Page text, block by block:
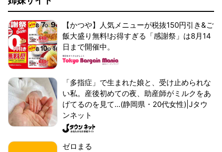
【かつや】人気メニューが税抜150円引き&ご
飯大盛り無料!お得すぎる「感謝祭」は8月14
日まで開催中。
「多指症」で生まれた娘と、受け止められな
い私。産後初めての夜、助産師がミルクをあ
げてるのを見て...(静岡県・20代女性)|Jタウ
ンネット
ゼロまる